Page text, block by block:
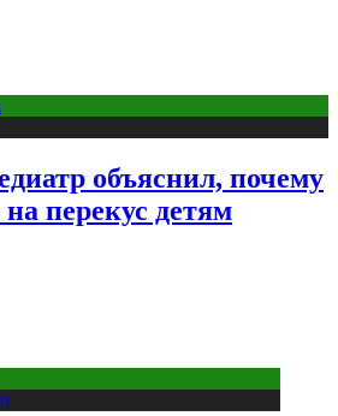
объяснил, почему
перекус детям